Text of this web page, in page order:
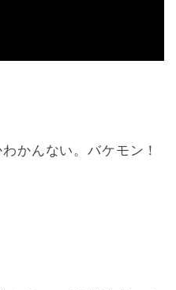
かんない。バケモン！